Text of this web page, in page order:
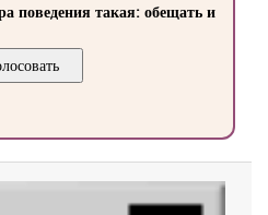
поведения такая: обещать и